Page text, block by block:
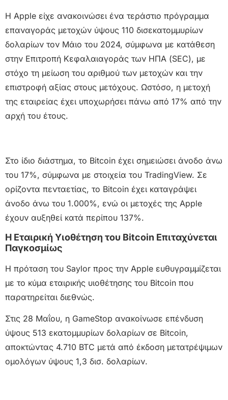
Η Apple είχε ανακοινώσει ένα τεράστιο πρόγραμμα
επαναγοράς μετοχών ύψους 110 δισεκατομμυρίων
δολαρίων τον Μάιο του 2024, σύμφωνα με κατάθεση
στην Επιτροπή Κεφαλαιαγοράς των ΗΠΑ (SEC), με
στόχο τη μείωση του αριθμού των μετοχών και την
επιστροφή αξίας στους μετόχους. Ωστόσο, η μετοχή
της εταιρείας έχει υποχωρήσει πάνω από 17% από την
αρχή του έτους.
Στο ίδιο διάστημα, το Bitcoin έχει σημειώσει άνοδο άνω
του 17%, σύμφωνα με στοιχεία του TradingView. Σε
ορίζοντα πενταετίας, το Bitcoin έχει καταγράψει
άνοδο άνω του 1.000%, ενώ οι μετοχές της Apple
έχουν αυξηθεί κατά περίπου 137%.
Η Εταιρική Υιοθέτηση του Bitcoin Επιταχύνεται
Παγκοσμίως
Η πρόταση του Saylor προς την Apple ευθυγραμμίζεται
με το κύμα εταιρικής υιοθέτησης του Bitcoin που
παρατηρείται διεθνώς.
Στις 28 Μαΐου, η GameStop ανακοίνωσε επένδυση
ύψους 513 εκατομμυρίων δολαρίων σε Bitcoin,
αποκτώντας 4.710 BTC μετά από έκδοση μετατρέψιμων
ομολόγων ύψους 1,3 δισ. δολαρίων.